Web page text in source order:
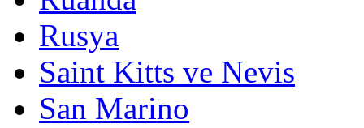
Rusya
Saint Kitts ve Nevis
San Marino